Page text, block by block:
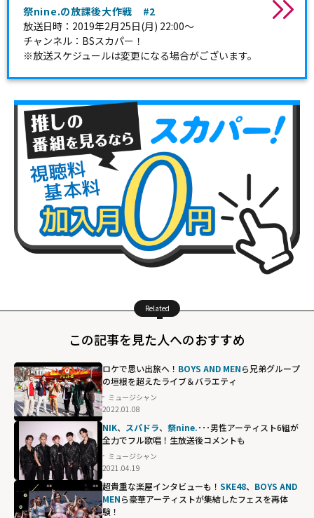
祭nine.の放課後大作戦 #2
放送日時：2019年2月25日(月) 22:00～
チャンネル：BSスカパー！
※放送スケジュールは変更になる場合がございます。
Related
この記事を見た人へのおすすめ
ロケで思い出旅へ！ BOYS AND MENら兄弟グループ
の垣根を超えたライブ＆バラエティ
ミュージシャン
2022.01.08
NIK、 スパドラ、 祭nine.･･･男性アーティスト6組が
全力でフル歌唱！生放送後コメントも
ミュージシャン
2021.04.19
超貴重な楽屋インタビューも！ SKE48、 BOYS AND
MENら豪華アーティストが集結したフェスを再体
験！